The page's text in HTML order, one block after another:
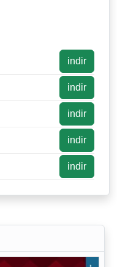
indir
indir
indir
indir
indir